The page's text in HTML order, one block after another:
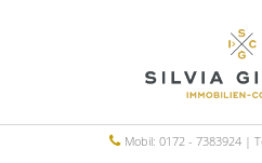
Mobil: 0172 - 7383924 |